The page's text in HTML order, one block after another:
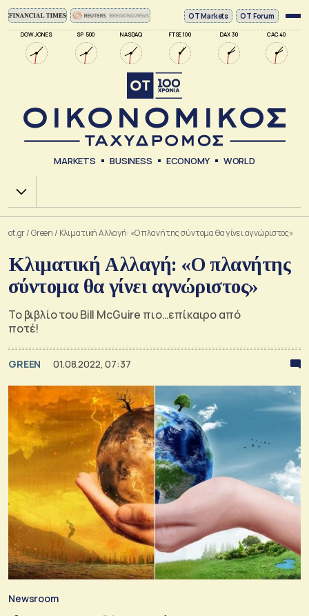
DOW JONES SP 500 NASDAQ FTSE 100 DAX 30 CAC 40
ΟΤ Markets OT Forum
MARKETS BUSINESS ECONOMY WORLD
Χ.Α.
ot.gr/Green / Κλιματική Αλλαγή: «Ο πλανήτης σύντομα θα γίνει αγνώριστος»
Κλιματική Αλλαγή: «Ο πλανήτης
σύντομα θα γίνει αγνώριστος»
Το βιβλίο του Bill McGuire πιο…επίκαιρο από
ποτέ!
GREEN 01.08.2022, 07:37
Newsroom